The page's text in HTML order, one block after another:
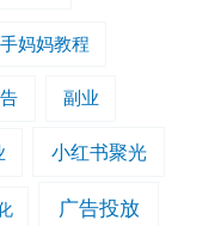
妈妈教程
副业
小红书聚光
广告投放